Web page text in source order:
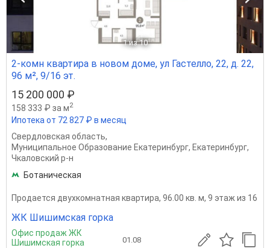
1 из 10
2-комн квартира в новом доме, ул Гастелло, 22, д. 22,
96 м², 9/16 эт.
15 200 000 ₽
158 333 ₽ за м2
Ипотека от 72 827 ₽ в месяц
Свердловская область,
Муниципальное Образование Екатеринбург, Екатеринбург,
Чкаловский р-н
Ботаническая
Продается двухкомнатная квартира, 96.00 кв. м, 9 этаж из 16
ЖК Шишимская горка
Офис продаж ЖК
Шишимская горка
01.08